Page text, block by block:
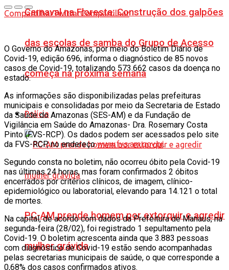
Carnaval na Floresta: Construção dos galpões
das escolas de samba do Grupo de Acesso
começa na próxima semana
Polícia
PC-AM prende homem por extorquir e agredir
mulher grávida
CompartilharTwittarCompartilhar
O Governo do Amazonas, por meio do Boletim Diário de
Covid-19, edição 696, informa o diagnóstico de 85 novos
casos de Covid-19, totalizando 573.662 casos da doença no
estado.
As informações são disponibilizadas pelas prefeituras
municipais e consolidadas por meio da Secretaria de Estado
da Saúde do Amazonas (SES-AM) e da Fundação de
Vigilância em Saúde do Amazonas- Dra. Rosemary Costa
Pinto (FVS-RCP). Os dados podem ser acessados pelo site
da FVS-RCP, no endereçowww.fvs.am.gov.br.
Segundo consta no boletim, não ocorreu óbito pela Covid-19
nas últimas 24 horas, mas foram confirmados 2 óbitos
encerrados por critérios clínicos, de imagem, clínico-
epidemiológico ou laboratorial, elevando para 14.121 o total
de mortes.
Na capital, de acordo com dados da Prefeitura de Manaus, na
segunda-feira (28/02), foi registrado 1 sepultamento pela
Covid-19. O boletim acrescenta ainda que 3.883 pessoas
com diagnóstico de Covid-19 estão sendo acompanhadas
pelas secretarias municipais de saúde, o que corresponde a
0,68% dos casos confirmados ativos.